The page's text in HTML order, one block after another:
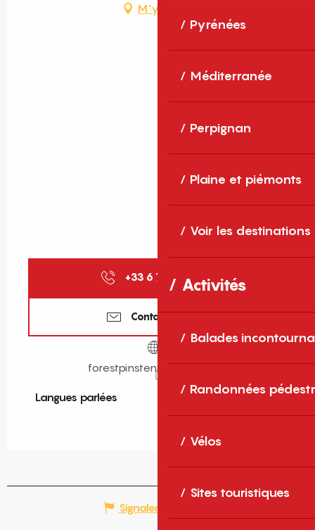
Pyrénées
Méditerranée
Perpignan
Plaine et piémonts
Voir les destinations
Activités
Balades
Randonnées
Vélos
Sites touristiques
M'y rendre
+33 6 70 61 82 ▒▒
Contactez-nous
forestpinstennis.jimdo.com
Langues parlées
Langues parlées
Signaler une erreur